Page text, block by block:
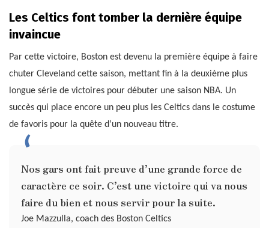
Les Celtics font tomber la dernière équipe
invaincue
Par cette victoire, Boston est devenu la première équipe à faire
chuter Cleveland cette saison, mettant fin à la deuxième plus
longue série de victoires pour débuter une saison NBA. Un
succès qui place encore un peu plus les Celtics dans le costume
de favoris pour la quête d’un nouveau titre.
Nos gars ont fait preuve d’une grande force de
caractère ce soir. C’est une victoire qui va nous
faire du bien et nous servir pour la suite.
Joe Mazzulla, coach des Boston Celtics